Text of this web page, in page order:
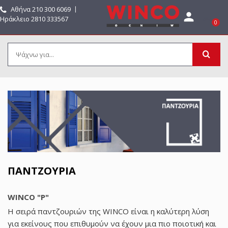
Αθήνα210 300 6069 〡
Ηράκλειο 2810 333567
 0
ΠΑΝΤΖΟΎΡΙΑ
WINCO "P"
Η σειρά παντζουριών της WINCO είναι η καλύτερη λύση
για εκείνους που επιθυμούν να έχουν μια πιο ποιοτική και